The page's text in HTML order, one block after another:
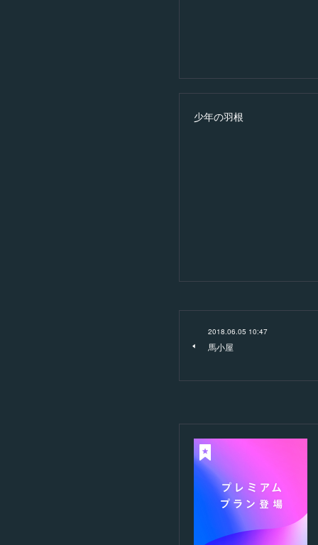
少年の羽根
2018.06.05 10:47
馬小屋